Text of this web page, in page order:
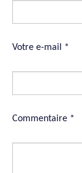
Votre e-mail *
Commentaire *